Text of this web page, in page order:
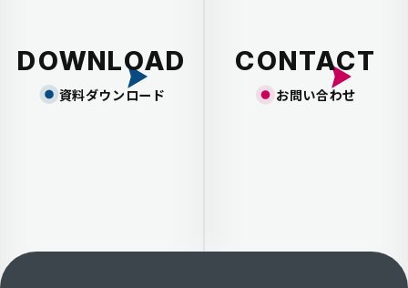
DOWNLOAD
資料ダウンロード
CONTACT
お問い合わせ